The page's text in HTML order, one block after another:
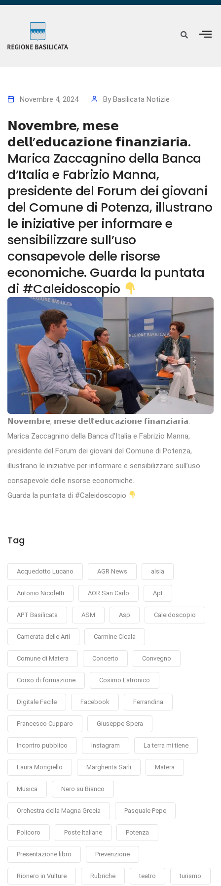
Novembre 4, 2024 By Basilicata Notizie
𝗡𝗼𝘃𝗲𝗺𝗯𝗿𝗲, 𝗺𝗲𝘀𝗲
𝗱𝗲𝗹𝗹’𝗲𝗱𝘂𝗰𝗮𝘇𝗶𝗼𝗻𝗲 𝗳𝗶𝗻𝗮𝗻𝘇𝗶𝗮𝗿𝗶𝗮.
Marica Zaccagnino della Banca
d’Italia e Fabrizio Manna,
presidente del Forum dei giovani
del Comune di Potenza, illustrano
le iniziative per informare e
sensibilizzare sull’uso
consapevole delle risorse
economiche. Guarda la puntata
di #Caleidoscopio
𝗡𝗼𝘃𝗲𝗺𝗯𝗿𝗲, 𝗺𝗲𝘀𝗲 𝗱𝗲𝗹𝗹’𝗲𝗱𝘂𝗰𝗮𝘇𝗶𝗼𝗻𝗲 𝗳𝗶𝗻𝗮𝗻𝘇𝗶𝗮𝗿𝗶𝗮.
Marica Zaccagnino della Banca d’Italia e Fabrizio Manna,
presidente del Forum dei giovani del Comune di Potenza,
illustrano le iniziative per informare e sensibilizzare sull’uso
consapevole delle risorse economiche.
Guarda la puntata di #Caleidoscopio
Tag
Acquedotto Lucano AGR News alsia
Antonio Nicoletti AOR San Carlo Apt
APT Basilicata ASM Asp Caleidoscopio
Camerata delle Arti Carmine Cicala
Comune di Matera Concerto Convegno
Corso di formazione Cosimo Latronico
Digitale Facile Facebook Ferrandina
Francesco Cupparo Giuseppe Spera
Incontro pubblico Instagram La terra mi tiene
Laura Mongiello Margherita Sarli Matera
Musica Nero su Bianco
Orchestra della Magna Grecia Pasquale Pepe
Policoro Poste Italiane Potenza
Presentazione libro Prevenzione
Rionero in Vulture Rubriche teatro turismo